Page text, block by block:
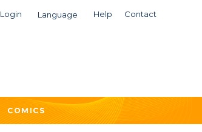
Login Language Help Contact
COMICS